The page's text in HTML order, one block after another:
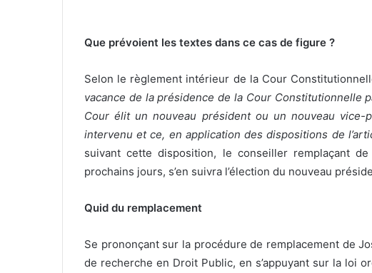
Que prévoient les textes dans ce cas de figure ?
Selon le règlement intérieur de la Cour
vacance de la présidence de la Cour Constitutionnelle
Cour élit un nouveau président ou un nouveau vice-
intervenu et ce, en application des dispositions de
suivant cette disposition, le conseiller remplaçant
prochains jours, s’en suivra l’élection du nouveau
Quid du remplacement
Se prononçant sur la procédure de remplacement de
de recherche en Droit Public, en s’appuyant sur la loi